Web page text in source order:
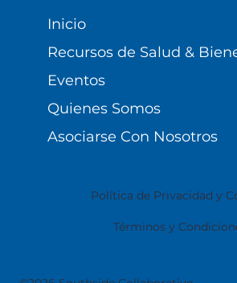
Política de Privacidad y
Términos y
Inicio
Recursos de Salud &
Eventos
Quienes Somos
Asociarse Con Nosotros